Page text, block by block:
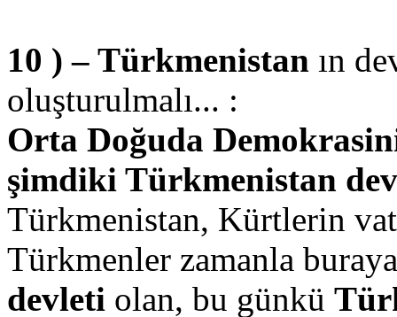
10 ) – Türkmenistan ın
oluşturulmalı... :
Orta Doğuda
şimdiki Türkmenistan
Türkmenistan, Kürtlerin
Türkmenler zamanla
devleti olan, bu günkü